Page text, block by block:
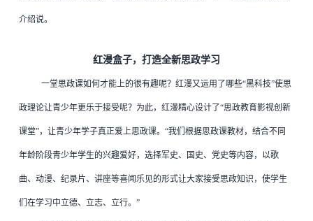
介绍说。
红漫盒子，打造全新思政学习
一堂思政课如何才能上的很有趣呢？红漫又运用了哪些“黑科技”使思
政理论让青少年更乐于接受呢？ 为此，红漫精心设计了“思政教育影视创新
课堂”，让青少年学子真正爱上思政课。“我们根据思政课教材，结合不同
年龄阶段青少年学生的兴趣爱好，选择军史、国史、党史等内容，以歌
曲、动漫、纪录片、讲座等喜闻乐见的形式让大家接受思政知识，使学生
们在学习中立德、立志、立行。”